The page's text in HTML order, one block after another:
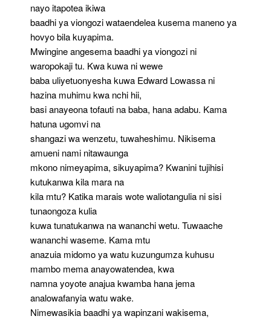
nayo itapotea ikiwa
baadhi ya viongozi wataendelea kusema maneno ya
hovyo bila kuyapima.
Mwingine angesema baadhi ya viongozi ni
waropokaji tu. Kwa kuwa ni wewe
baba uliyetuonyesha kuwa Edward Lowassa ni
hazina muhimu kwa nchi hii,
basi anayeona tofauti na baba, hana adabu. Kama
hatuna ugomvi na
shangazi wa wenzetu, tuwaheshimu. Nikisema
amueni nami nitawaunga
mkono nimeyapima, sikuyapima? Kwanini tujihisi
kutukanwa kila mara na
kila mtu? Katika marais wote waliotangulia ni sisi
tunaongoza kulia
kuwa tunatukanwa na wananchi wetu. Tuwaache
wananchi waseme. Kama mtu
anazuia midomo ya watu kuzungumza kuhusu
mambo mema anayowatendea, kwa
namna yoyote anajua kwamba hana jema
analowafanyia watu wake.
Nimewasikia baadhi ya wapinzani wakisema,